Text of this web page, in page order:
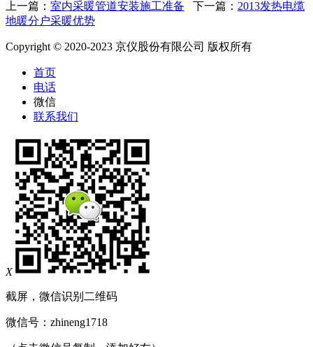
上一篇： 室内采暖管道安装施工准备 下一篇： 2013发热电缆
地暖分户采暖优势
Copyright © 2020-2023 京仪股份有限公司 版权所有
首页
电话
微信
联系我们
X
截屏，微信识别二维码
微信号： zhineng1718